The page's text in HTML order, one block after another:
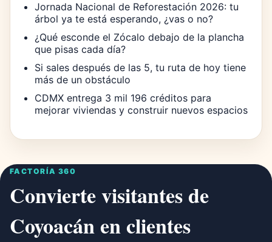
Jornada Nacional de Reforestación 2026: tu
árbol ya te está esperando, ¿vas o no?
¿Qué esconde el Zócalo debajo de la plancha
que pisas cada día?
Si sales después de las 5, tu ruta de hoy tiene
más de un obstáculo
CDMX entrega 3 mil 196 créditos para
mejorar viviendas y construir nuevos espacios
FACTORÍA 360
Convierte visitantes de
Coyoacán en clientes